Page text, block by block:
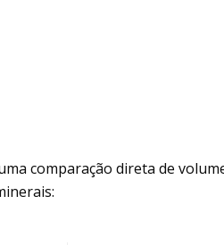
comparação direta de